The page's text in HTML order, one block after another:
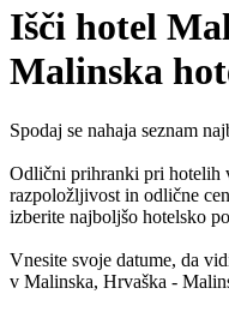
Išči hotel
Malinska
Spodaj se nahaja seznam
Odlični prihranki pri hotelih
razpoložljivost in odlične
izberite najboljšo hotelsko
Vnesite svoje datume, da
v Malinska, Hrvaška -